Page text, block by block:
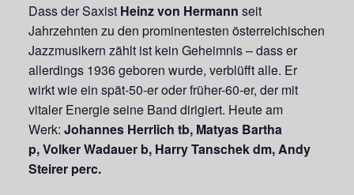
Dass der Saxist Heinz von Hermann seit
Jahrzehnten zu den prominentesten österreichischen
Jazzmusikern zählt ist kein Geheimnis – dass er
allerdings 1936 geboren wurde, verblüfft alle. Er
wirkt wie ein spät-50-er oder früher-60-er, der mit
vitaler Energie seine Band dirigiert. Heute am
Werk: Johannes Herrlich tb, Matyas Bartha
p,Volker Wadauer b, Harry Tanschek dm,Andy
Steirer perc.